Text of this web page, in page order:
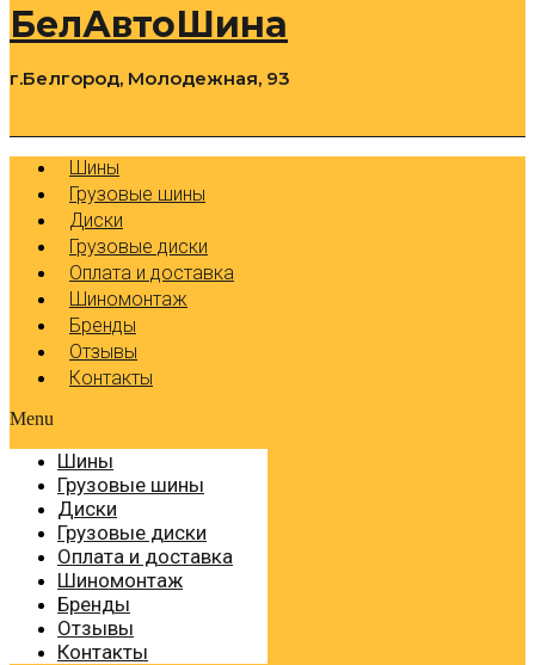
БелАвтоШина
г.Белгород, Молодежная, 93
Шины
Грузовые шины
Диски
Грузовые диски
Оплата и доставка
Шиномонтаж
Бренды
Отзывы
Контакты
Menu
Шины
Грузовые шины
Диски
Грузовые диски
Оплата и доставка
Шиномонтаж
Бренды
Отзывы
Контакты